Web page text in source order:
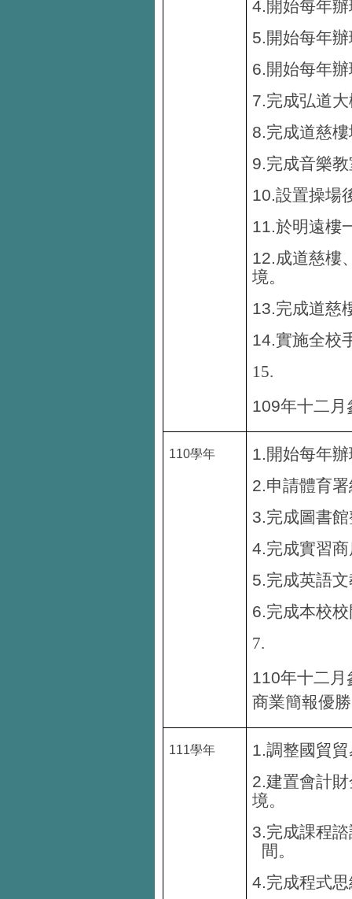
4.開始每年
5.開始每年
6.開始每年
7.完成弘道
8.完成道慈
9.完成音樂
10.設置操場
11.於明遠樓
12.成道慈樓
境。
13.完成道慈
14.實施全校
15.
109年十二月
110學年 1.開始每年
2.申請體育
3.完成圖書
4.完成實習
5.完成英語
6.完成本校
7.
110年十二月
商業簡報優
111學年 1.調整國貿
2.建置會計
境。
3.完成課程
間。
4.完成程式